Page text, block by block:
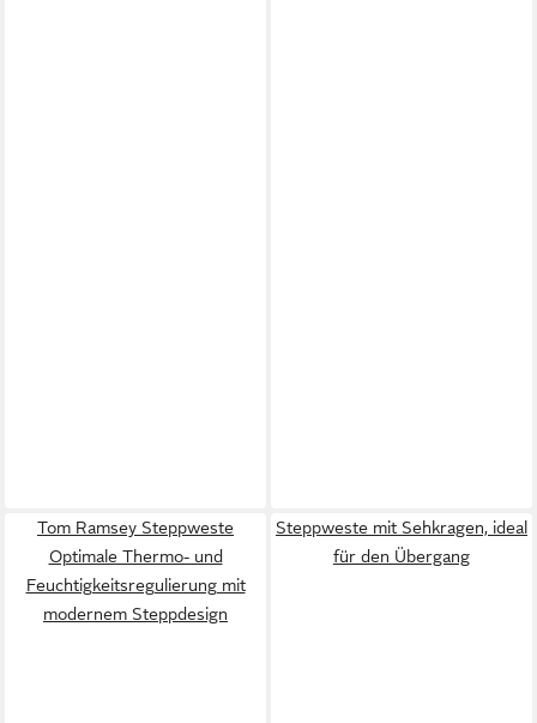
Tom Ramsey Steppweste
Optimale Thermo- und
Feuchtigkeitsregulierung mit
modernem Steppdesign
Steppweste mit Sehkragen, ideal
für den Übergang